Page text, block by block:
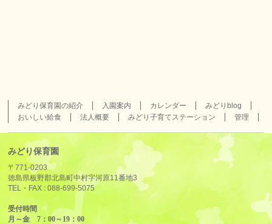
みどり保育園の紹介 入園案内 カレンダー
みどりblog
おいしい給食
法人概要 みどり子育てステーション 管理
みどり保育園
〒771-0203
徳島県板野郡北島町中村字河原11番地3
TEL・FAX :088-699-5075
受付時間
月～金 7：00～19：00